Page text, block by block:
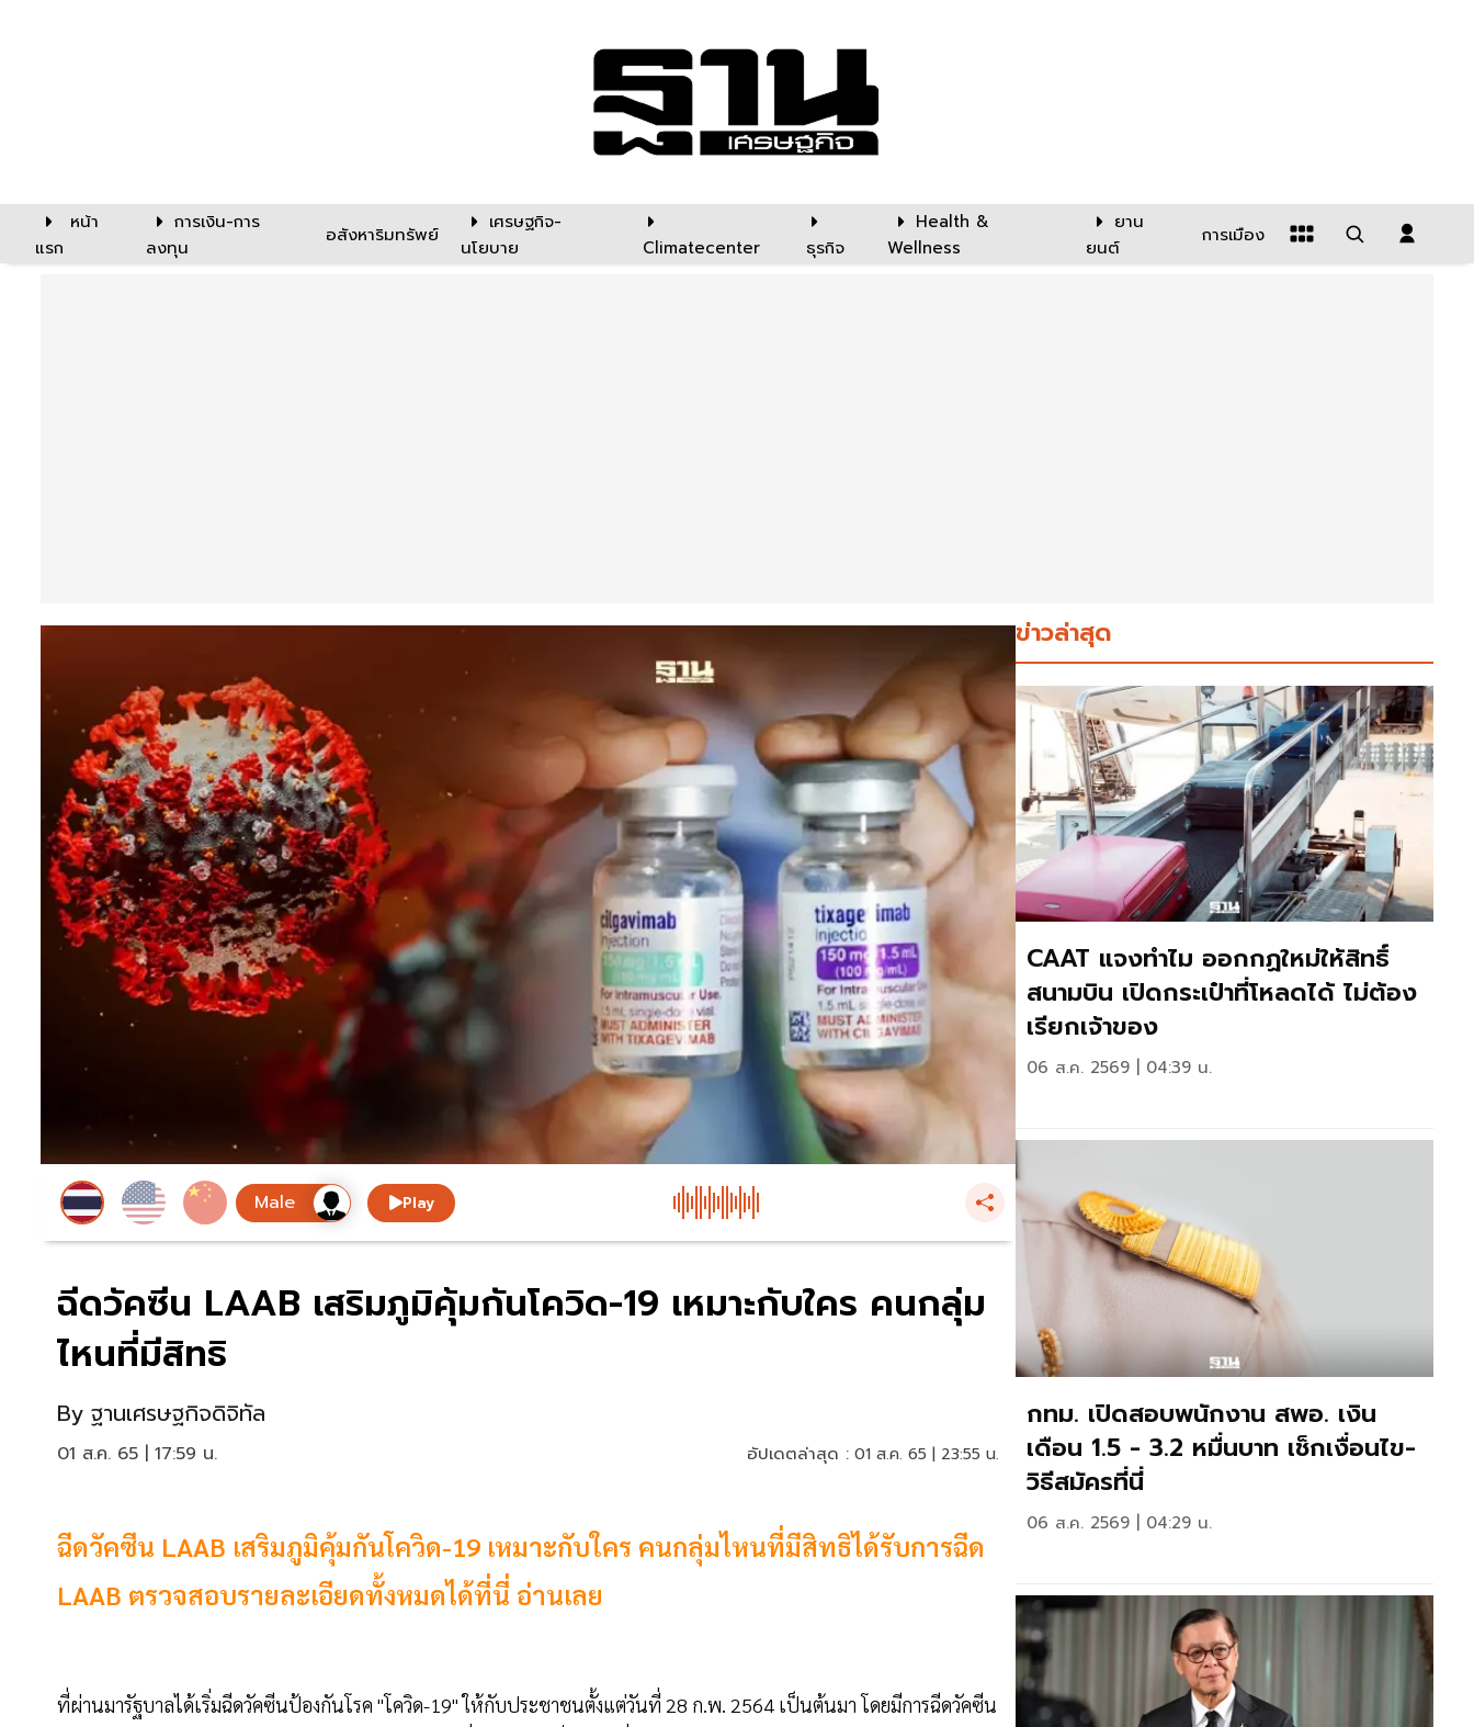
หน้า
แรก
การเงิน-การ
ลงทุน
อสังหาริมทรัพย์
เศรษฐกิจ-
นโยบาย
Climatecenter ธุรกิจ
Health &
Wellness
ยาน
ยนต์
การเมือง
Play
ฉีดวัคซีน LAAB เสริมภูมิคุ้มกันโควิด-19 เหมาะกับใคร คนกลุ่ม
ไหนที่มีสิทธิ
By ฐานเศรษฐกิจดิจิทัล
01 ส.ค. 65 | 17:59 น. อัปเดตล่าสุด : 01 ส.ค. 65 | 23:55 น.
ฉีดวัคซีน LAAB เสริมภูมิคุ้มกันโควิด-19 เหมาะกับใคร คนกลุ่มไหนที่มีสิทธิได้รับการฉีด
LAAB ตรวจสอบรายละเอียดทั้งหมดได้ที่นี่ อ่านเลย
ที่ผ่านมารัฐบาลได้เริ่มฉีดวัคซีนป้องกันโรค "โควิด-19" ให้กับประชาชนตั้งแต่วันที่ 28 ก.พ. 2564 เป็นต้นมา โดยมีการฉีดวัคซีน
ข่าวล่าสุด
CAAT แจงทำไม ออกกฏใหม่ให้สิทธิ์
สนามบิน เปิดกระเป๋าที่โหลดได้ ไม่ต้อง
เรียกเจ้าของ
06 ส.ค. 2569 | 04:39 น.
กทม. เปิดสอบพนักงาน สพอ. เงิน
เดือน 1.5 - 3.2 หมื่นบาท เช็กเงื่อนไข-
วิธีสมัครที่นี่
06 ส.ค. 2569 | 04:29 น.